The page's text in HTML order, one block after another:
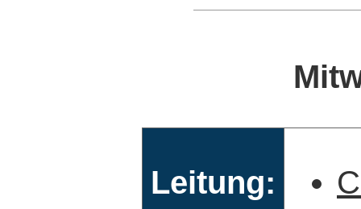
Leitung: